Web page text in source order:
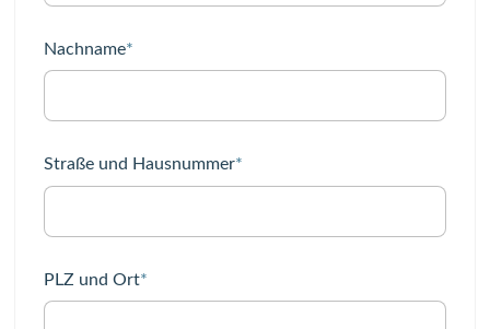
Pflichtfeld
Nachname*
Pflichtfeld
Straße und Hausnummer*
Pflichtfeld
PLZ und Ort*